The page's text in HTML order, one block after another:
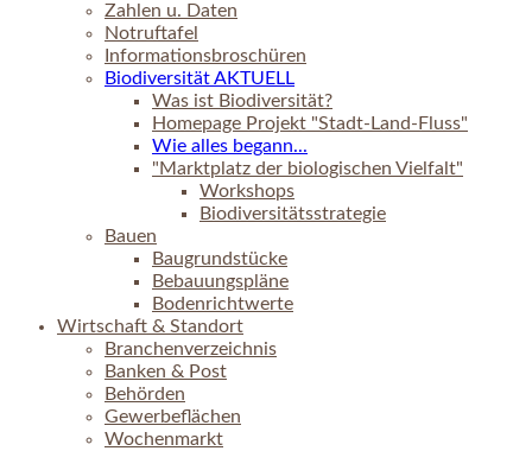
Zahlen u. Daten
Notruftafel
Informationsbroschüren
Biodiversität AKTUELL
Was ist Biodiversität?
Homepage Projekt "Stadt-Land-Fluss"
Wie alles begann...
"Marktplatz der biologischen Vielfalt"
Workshops
Biodiversitätsstrategie
Bauen
Baugrundstücke
Bebauungspläne
Bodenrichtwerte
Wirtschaft & Standort
Branchenverzeichnis
Banken & Post
Behörden
Gewerbeflächen
Wochenmarkt